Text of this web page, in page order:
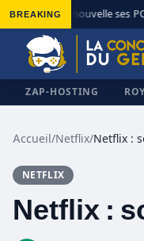
BREAKING
◆ MSI renouvelle ses PC
ZAP-HOSTING
Accueil/Netflix/
NETFLIX
Netflix :